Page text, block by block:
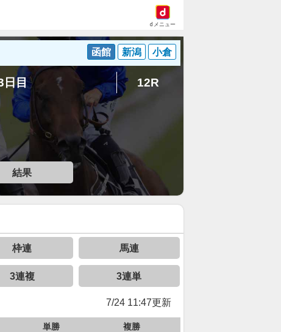
dメニュー
函館 新潟 小倉
日目 12R
結果
枠連 馬連
3連複 3連単
7/24 11:47更新
単勝 複勝